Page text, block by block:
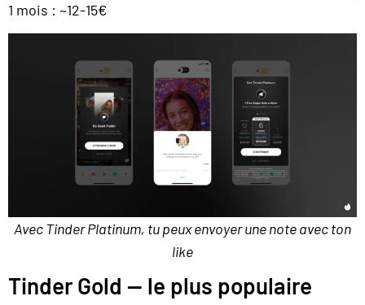
1 mois : ~12-15€
Avec Tinder Platinum, tu peux envoyer une note avec ton
like
Tinder Gold — le plus populaire